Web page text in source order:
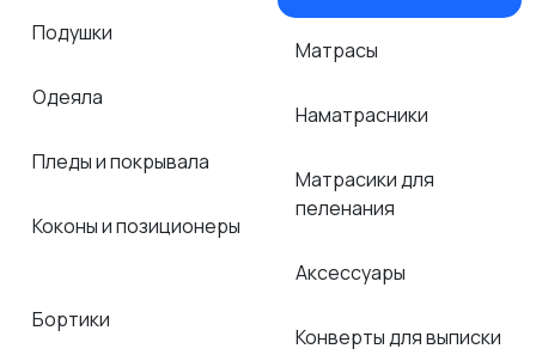
Подушки
Одеяла
Пледы и покрывала
Коконы и позиционеры
Бортики
Матрасы
Наматрасники
Матрасики для
пеленания
Аксессуары
Конверты для выписки